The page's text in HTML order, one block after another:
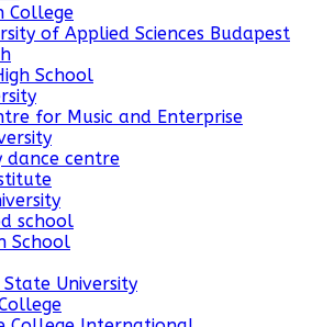
College
of Applied Sciences Budapest
School
for Music and Enterprise
dance centre
school
School
University